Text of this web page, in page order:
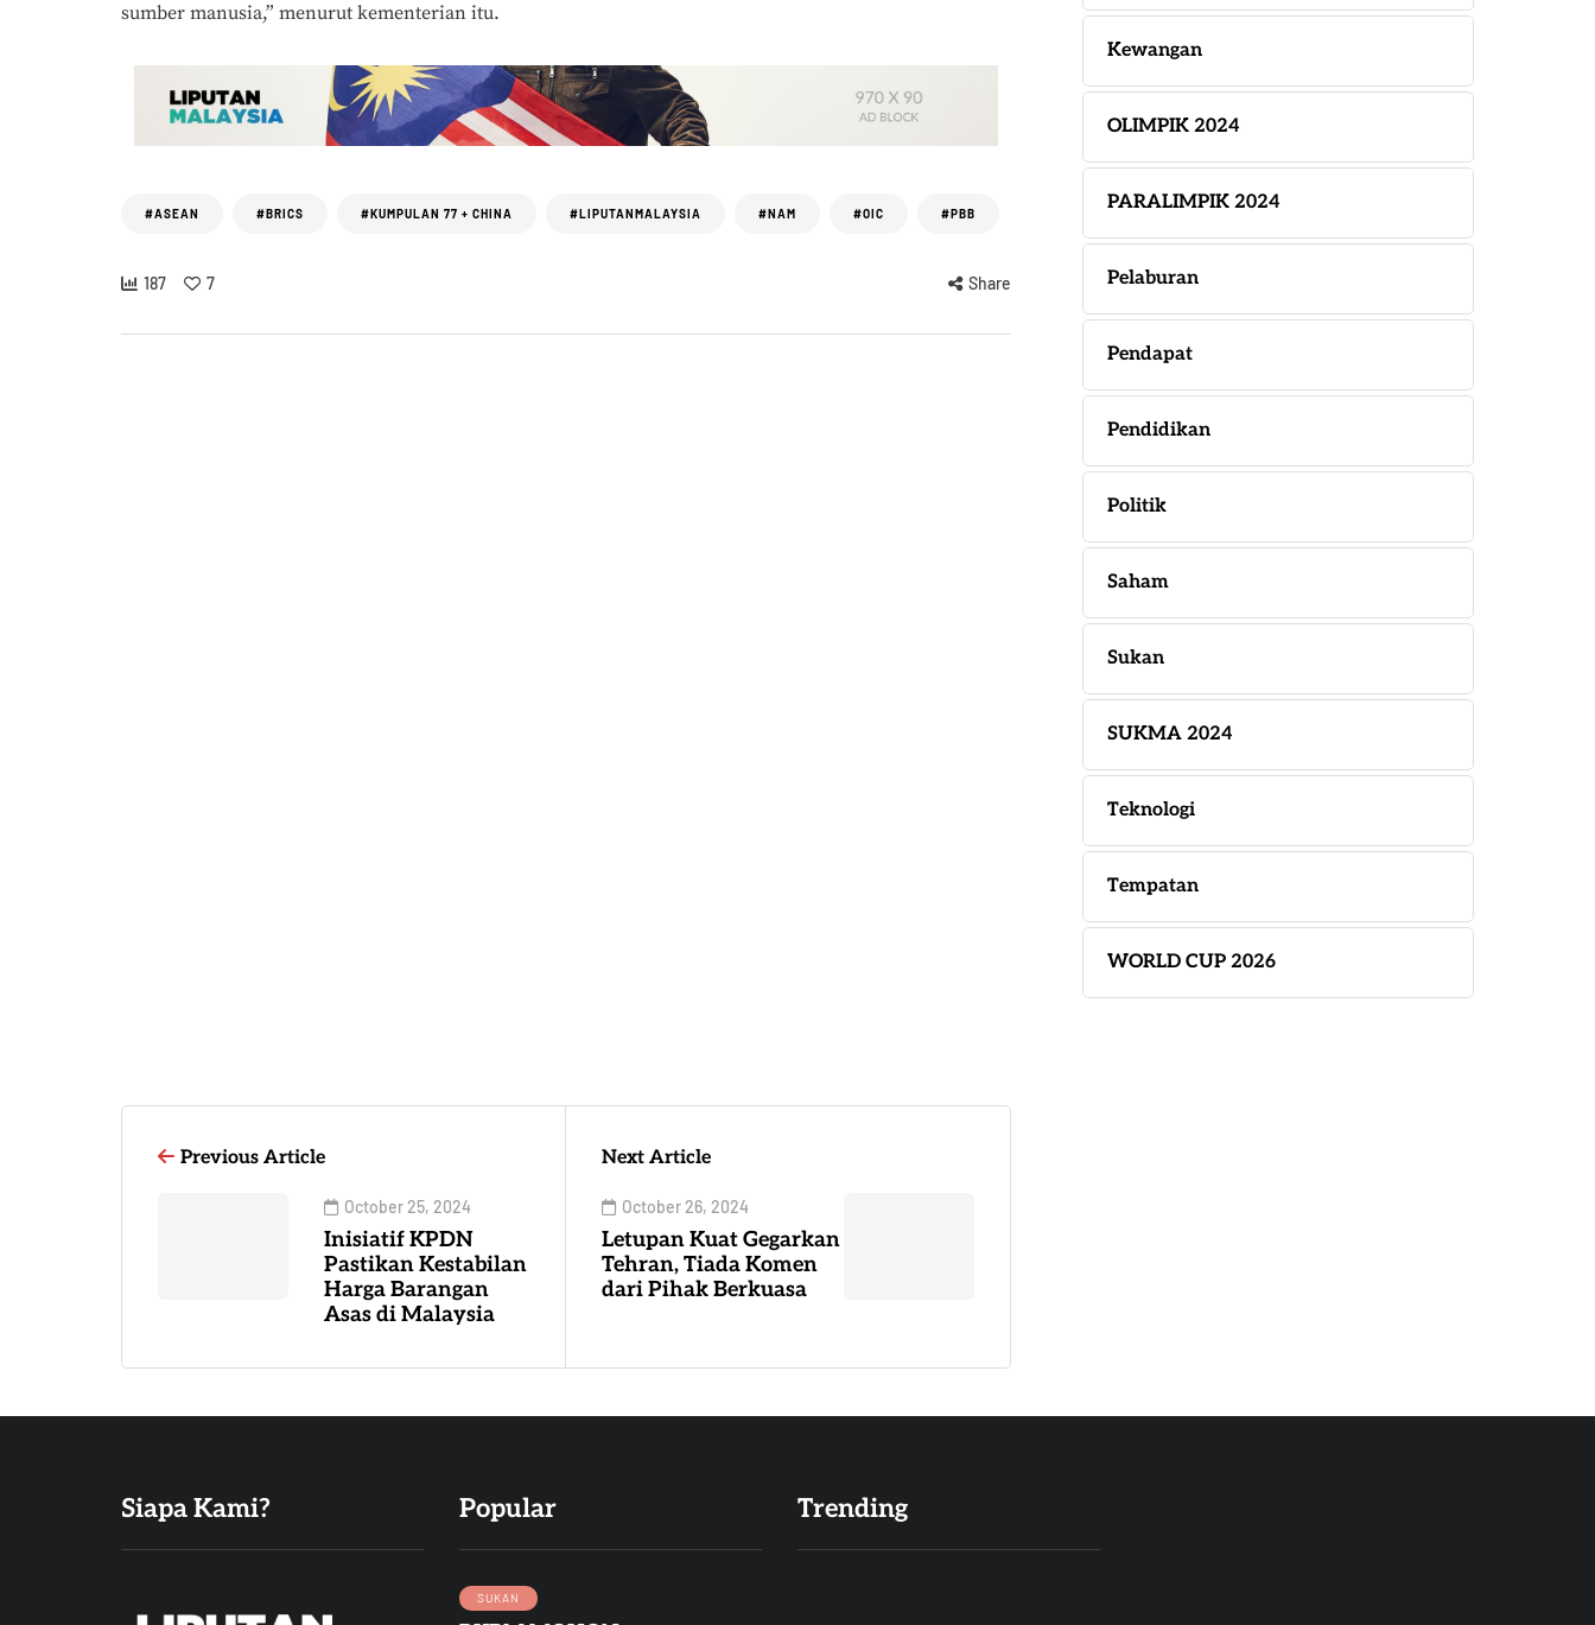
sumber manusia,” menurut kementerian itu.
#ASEAN #BRICS #KUMPULAN 77 + CHINA #LIPUTANMALAYSIA #NAM #OIC #PBB
187 7 Share
Kewangan
OLIMPIK 2024
PARALIMPIK 2024
Pelaburan
Pendapat
Pendidikan
Politik
Saham
Sukan
SUKMA 2024
Teknologi
Tempatan
WORLD CUP 2026
Previous Article
October 25, 2024
Inisiatif KPDN
Pastikan Kestabilan
Harga Barangan
Asas di Malaysia
Next Article
October 26, 2024
Letupan Kuat Gegarkan
Tehran, Tiada Komen
dari Pihak Berkuasa
Siapa Kami? Popular
SUKAN
Trending